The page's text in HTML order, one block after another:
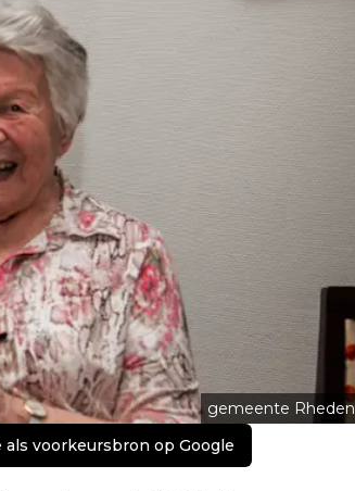
gemeente Rheden
als voorkeursbron op Google